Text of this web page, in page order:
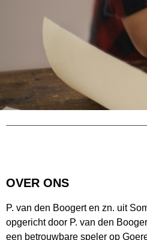
OVER ONS
P. van den Boogert en zn. uit
opgericht door P. van den
een betrouwbare speler op